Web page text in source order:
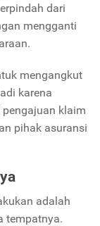
dari
mengganti
mengangkut
karena
klaim
pihak asuransi
adalah
tempatnya.